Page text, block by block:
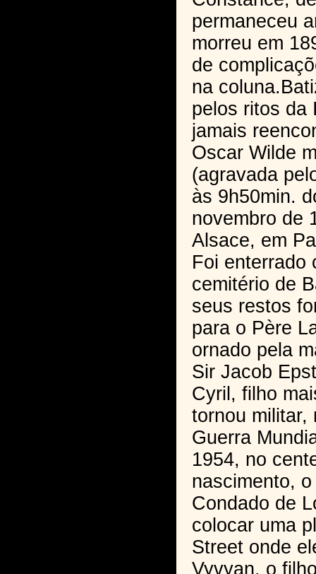
permaneceu
morreu em
de
na
pelos ritos da
jamais
Oscar Wilde
(agravada
às 9h50min.
novembro de
Alsace, em
Foi enterrado
cemitério de
seus restos
para o Père
ornado pela
Sir Jacob
Cyril, filho
tornou militar,
Guerra
1954, no
nascimento,
Condado de
colocar uma
Street onde
Vyvyan, o